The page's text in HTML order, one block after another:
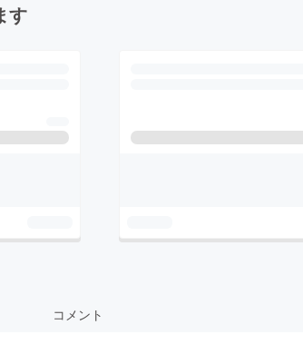
す
コメント